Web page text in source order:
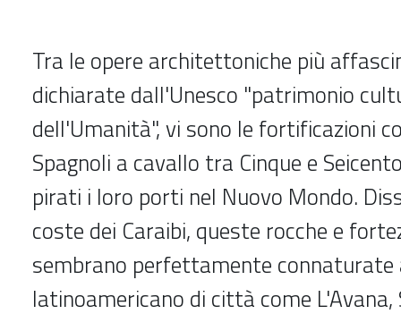
Tra le opere architettoniche più
dichiarate dall'Unesco "patrimonio
dell'Umanità", vi sono le fortificazioni
Spagnoli a cavallo tra Cinque e
pirati i loro porti nel Nuovo Mondo.
coste dei Caraibi, queste rocche e
sembrano perfettamente connaturate
latinoamericano di città come L'Avana,